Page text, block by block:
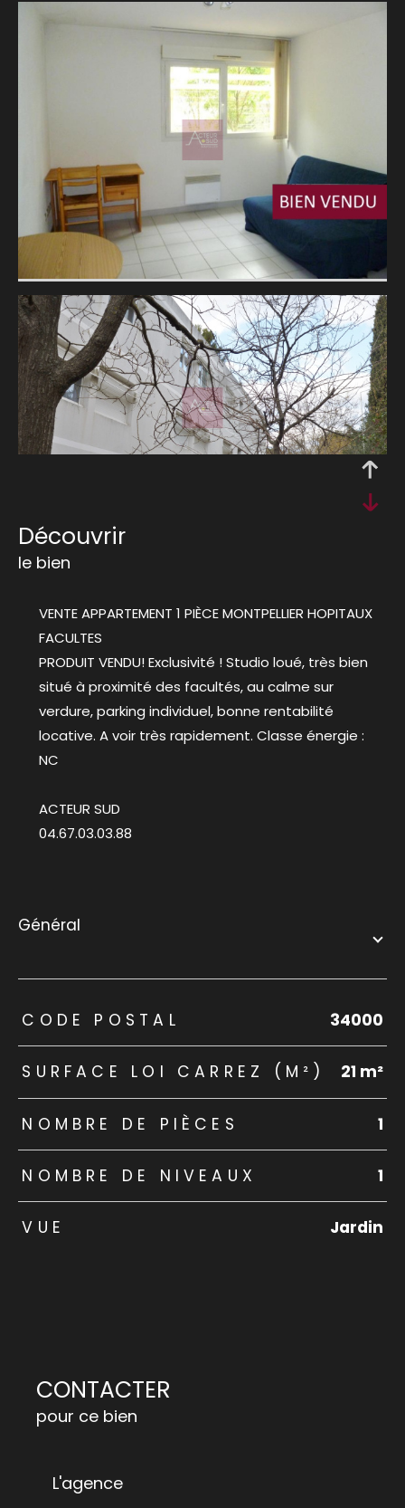
découvrir
le bien
VENTE APPARTEMENT 1 PIÈCE MONTPELLIER HOPITAUX
FACULTES
PRODUIT VENDU! Exclusivité ! Studio loué, très bien
situé à proximité des facultés, au calme sur
verdure, parking individuel, bonne rentabilité
locative. A voir très rapidement. Classe énergie :
NC
ACTEUR SUD
04.67.03.03.88
général
TRAD_ZEPHYR_Caracteristique TRAD_ZEPHYR_Valeurs
CODE POSTAL 34000
SURFACE LOI CARREZ (M²) 21 m²
NOMBRE DE PIÈCES 1
NOMBRE DE NIVEAUX 1
VUE Jardin
CONTACTER
pour ce bien
L'agence
NOUVEAUTÉS
RECHERCHER